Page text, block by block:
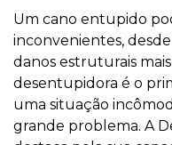
Um cano entupido
inconvenientes,
danos estruturais
desentupidora é o
uma situação
grande problema. A